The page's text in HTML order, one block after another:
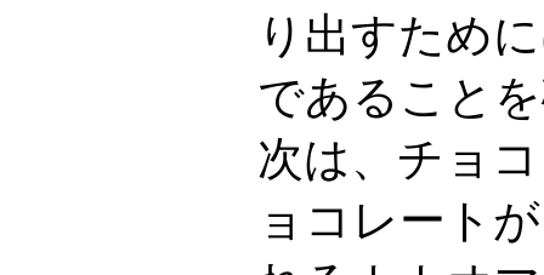
り出すため
であること
次は、チョ
ョコレート